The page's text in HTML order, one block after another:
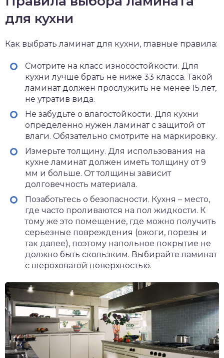
для кухни
Как выбрать ламинат для кухни, главные правила:
Смотрите на класс износостойкости. Для
кухни лучше брать не ниже 33 класса. Такой
ламинат должен прослужить не менее 15 лет,
не утратив вида.
Не забудьте о влагостойкости. Для кухни
определенно нужен ламинат с защитой от
влаги. Обязательно смотрите на маркировку.
Измерьте толщину. Для использования на
кухне ламинат должен иметь толщину от 9
мм и больше. От толщины зависит
долговечность материала.
Позаботьтесь о безопасности. Кухня – место,
где часто проливаются на пол жидкости. К
тому же это помещение, где можно получить
серьезные повреждения (ожоги, порезы и
так далее), поэтому напольное покрытие не
должно быть скользким. Выбирайте ламинат
с шероховатой поверхностью.